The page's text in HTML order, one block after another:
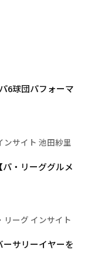
6球団パフォーマ
ンサイト 池田紗里
・リーググルメ
リーグ インサイト
サリーイヤーを